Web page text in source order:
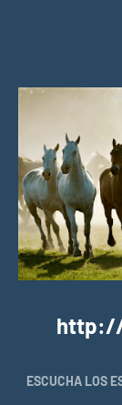
ESCUCHA LOS